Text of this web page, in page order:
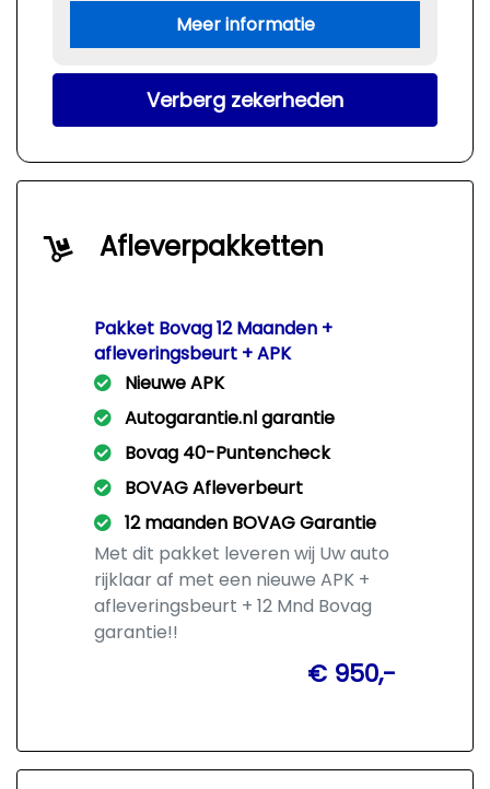
Meer informatie
Verberg zekerheden
Afleverpakketten
Pakket Bovag 12 Maanden +
afleveringsbeurt + APK
Nieuwe APK
Autogarantie.nl garantie
Bovag 40-Puntencheck
BOVAG Afleverbeurt
12 maanden BOVAG Garantie
Met dit pakket leveren wij Uw auto
rijklaar af met een nieuwe APK +
afleveringsbeurt + 12 Mnd Bovag
garantie!!
€ 950,-